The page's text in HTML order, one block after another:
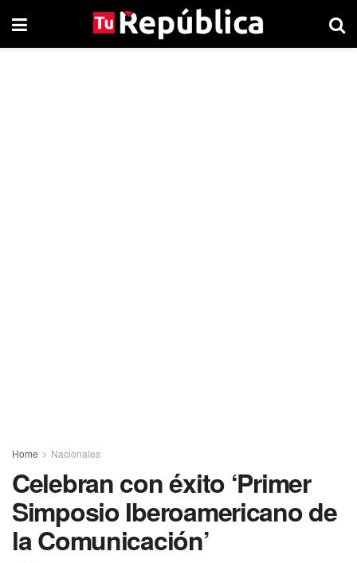
Home Nacionales
Celebran con éxito ‘Primer
Simposio Iberoamericano de
la Comunicación’